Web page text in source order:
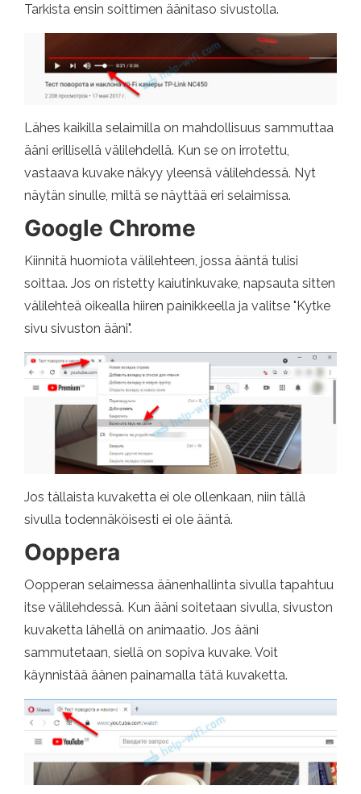
Tarkista ensin soittimen äänitaso sivustolla.
Lähes kaikilla selaimilla on mahdollisuus sammuttaa
ääni erillisellä välilehdellä. Kun se on irrotettu,
vastaava kuvake näkyy yleensä välilehdessä. Nyt
näytän sinulle, miltä se näyttää eri selaimissa.
Google Chrome
Kiinnitä huomiota välilehteen, jossa ääntä tulisi
soittaa. Jos on ristetty kaiutinkuvake, napsauta sitten
välilehteä oikealla hiiren painikkeella ja valitse "Kytke
sivu sivuston ääni".
Jos tällaista kuvaketta ei ole ollenkaan, niin tällä
sivulla todennäköisesti ei ole ääntä.
Ooppera
Oopperan selaimessa äänenhallinta sivulla tapahtuu
itse välilehdessä. Kun ääni soitetaan sivulla, sivuston
kuvaketta lähellä on animaatio. Jos ääni
sammutetaan, siellä on sopiva kuvake. Voit
käynnistää äänen painamalla tätä kuvaketta.